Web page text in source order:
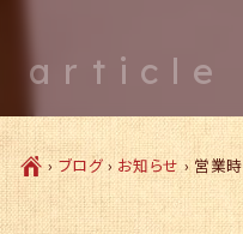
article
Ç›ブログ›お知らせ › 営業